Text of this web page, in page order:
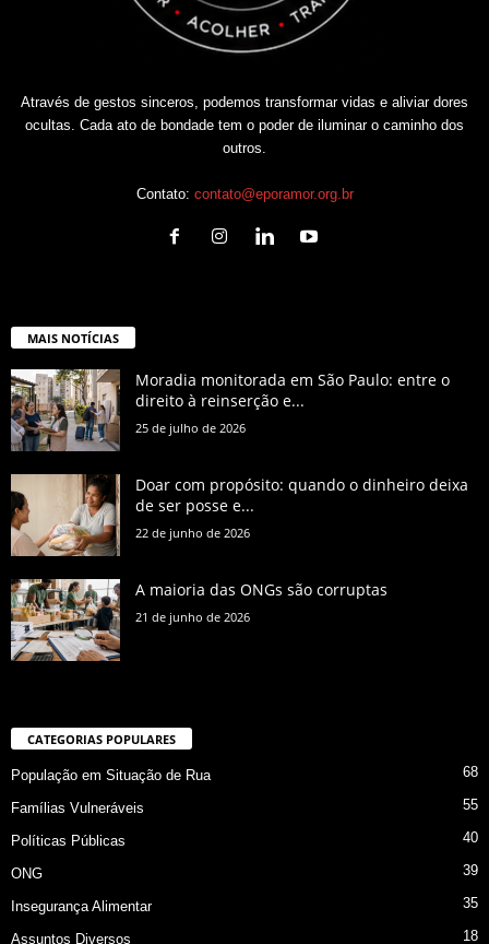
Através de gestos sinceros, podemos transformar vidas e aliviar dores
ocultas. Cada ato de bondade tem o poder de iluminar o caminho dos
outros.
Contato: contato@eporamor.org.br
MAIS NOTÍCIAS
Moradia monitorada em São Paulo: entre o
direito à reinserção e...
25 de julho de 2026
Doar com propósito: quando o dinheiro deixa
de ser posse e...
22 de junho de 2026
A maioria das ONGs são corruptas
21 de junho de 2026
CATEGORIAS POPULARES
População em Situação de Rua 68
Famílias Vulneráveis 55
Políticas Públicas 40
ONG 39
Insegurança Alimentar 35
Assuntos Diversos 18